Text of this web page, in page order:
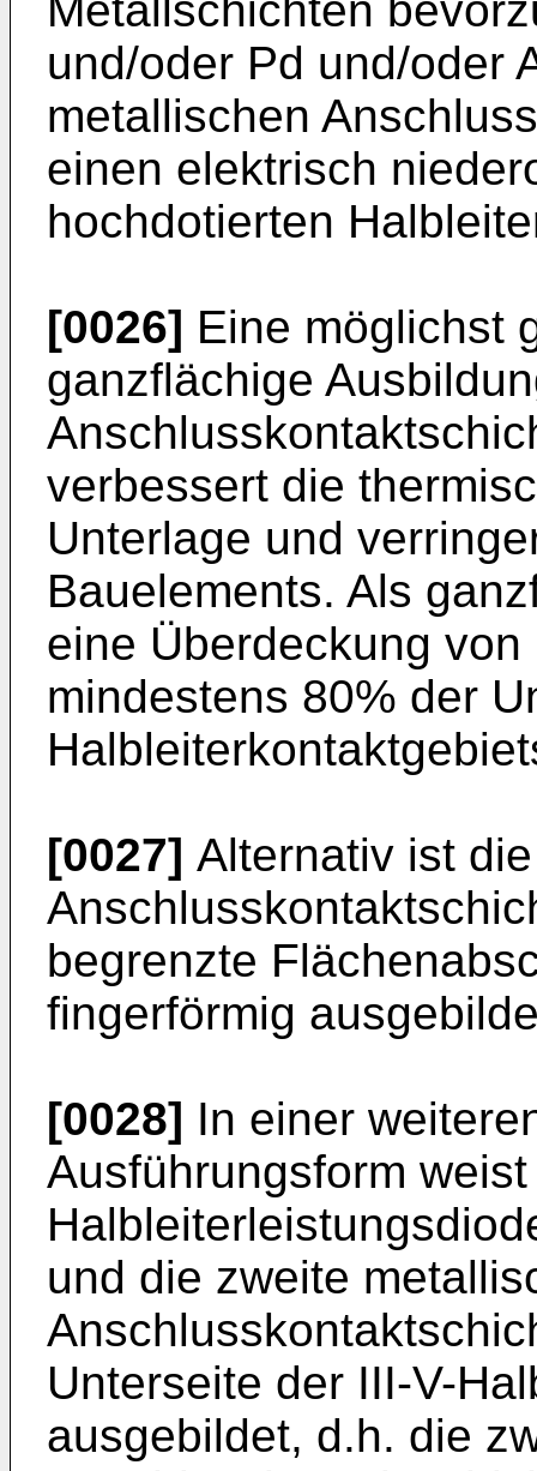
und/oder Pd und/oder
metallischen
einen elektrisch
hochdotierten
[0026] Eine möglichst
ganzflächige
verbessert die
Unterlage und
Bauelements. Als
eine Überdeckung
mindestens 80% der
[0027] Alternativ ist
begrenzte
fingerförmig
[0028] In einer
Ausführungsform
und die zweite
Unterseite der III-V-
ausgebildet, d.h. die